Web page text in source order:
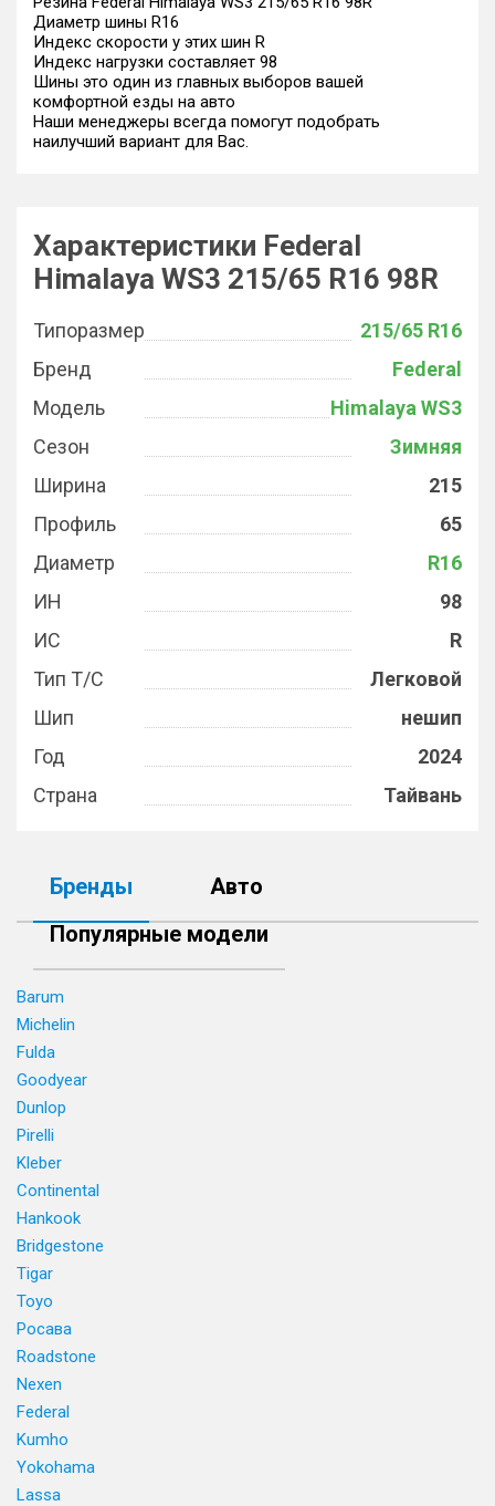
Диаметр шины R16
Индекс скорости у этих шин R
Индекс нагрузки составляет 98
Шины это один из главных выборов вашей
комфортной езды на авто
Наши менеджеры всегда помогут подобрать
наилучший вариант для Вас.
Характеристики Federal
Himalaya WS3 215/65 R16 98R
Типоразмер
215/65 R16
Бренд
Federal
Модель
Himalaya WS3
Сезон
Зимняя
Ширина
215
Профиль
65
Диаметр
R16
ИН
98
ИС
R
Тип Т/С
Легковой
Шип
нешип
Год
2024
Страна
Тайвань
Бренды
Авто
Популярные модели
Barum
Michelin
Fulda
Goodyear
Dunlop
Pirelli
Kleber
Continental
Hankook
Bridgestone
Tigar
Toyo
Росава
Roadstone
Nexen
Federal
Kumho
Yokohama
Lassa